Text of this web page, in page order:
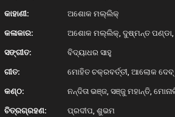
କାହାଣୀ:
ଅଶୋକ ମଲ୍ଲିକ୍
କଳାକାର:
ଅଶୋକ ମଲ୍ଲିକ୍, ଦୁଷ୍ମନ୍ତ ପଣ୍ଡା,
ସଙ୍ଗୀତ:
ବିଦ୍ୟାଧର ସାହୁ
ଗୀତ:
ମୋହିତ ଚକ୍ରବର୍ତ୍ତୀ, ଆଲୋକ ଦେବ୍
କଣ୍ଠ:
ନନ୍ଦିତା ଭଞ୍ଜ, ସଞ୍ଜୁ ମହାନ୍ତି,
ଚିତ୍ରଗ୍ରହଣ:
ପ୍ରଦୀପ, ଶୁଭମ